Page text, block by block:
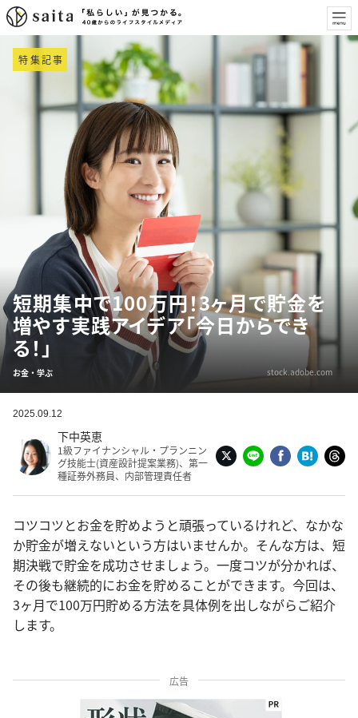
特集記事
短期集中で100万円！3ヶ月で貯金を
増やす実践アイデア「今日からでき
る！」
お金・学ぶ stock.adobe.com
2025.09.12
下中英恵
1級ファイナンシャル・プランニン
グ技能士(資産設計提案業務)、第一
種証券外務員、内部管理責任者
コツコツとお金を貯めようと頑張っているけれど、なかな
か貯金が増えないという方はいませんか。そんな方は、短
期決戦で貯金を成功させましょう。一度コツが分かれば、
その後も継続的にお金を貯めることができます。今回は、
3ヶ月で100万円貯める方法を具体例を出しながらご紹介
します。
広告